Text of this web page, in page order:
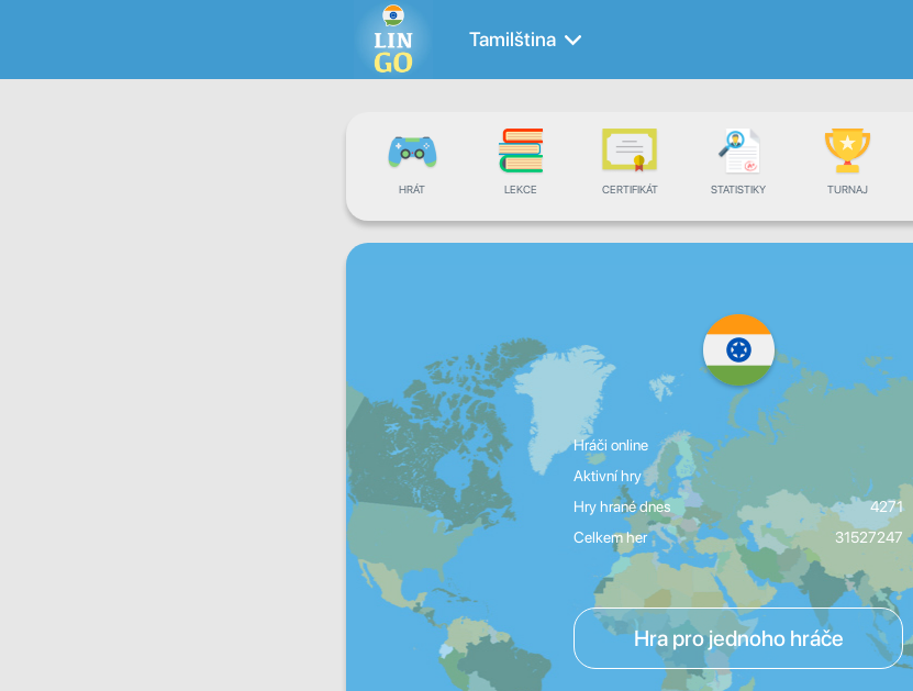
Tamilština
HRÁT LEKCE CERTIFIKÁT STATISTIKY TURNAJ
Hráči online
Aktivní hry
Hry hrané dnes
4271
Celkem her
31527247
Hra pro jednoho hráče